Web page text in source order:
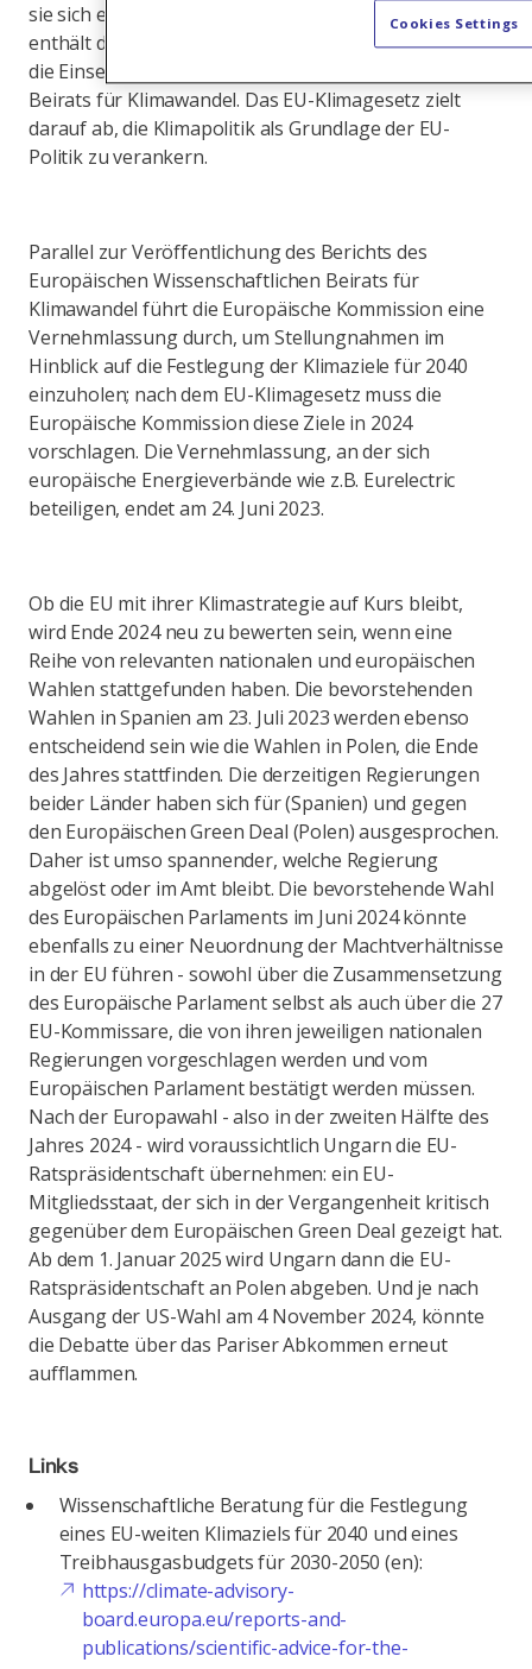
sie sich ein Klimaziel für 2040 setzen. Ausserdem
enthält das EU-Klimagesetz die Rechtsgrundlage für
die Einsetzung des Europäischen Wissenschaftlichen
Beirats für Klimawandel. Das EU-Klimagesetz zielt
darauf ab, die Klimapolitik als Grundlage der EU-
Politik zu verankern.
Parallel zur Veröffentlichung des Berichts des
Europäischen Wissenschaftlichen Beirats für
Klimawandel führt die Europäische Kommission eine
Vernehmlassung durch, um Stellungnahmen im
Hinblick auf die Festlegung der Klimaziele für 2040
einzuholen; nach dem EU-Klimagesetz muss die
Europäische Kommission diese Ziele in 2024
vorschlagen. Die Vernehmlassung, an der sich
europäische Energieverbände wie z.B. Eurelectric
beteiligen, endet am 24. Juni 2023.
Ob die EU mit ihrer Klimastrategie auf Kurs bleibt,
wird Ende 2024 neu zu bewerten sein, wenn eine
Reihe von relevanten nationalen und europäischen
Wahlen stattgefunden haben. Die bevorstehenden
Wahlen in Spanien am 23. Juli 2023 werden ebenso
entscheidend sein wie die Wahlen in Polen, die Ende
des Jahres stattfinden. Die derzeitigen Regierungen
beider Länder haben sich für (Spanien) und gegen
den Europäischen Green Deal (Polen) ausgesprochen.
Daher ist umso spannender, welche Regierung
abgelöst oder im Amt bleibt. Die bevorstehende Wahl
des Europäischen Parlaments im Juni 2024 könnte
ebenfalls zu einer Neuordnung der Machtverhältnisse
in der EU führen - sowohl über die Zusammensetzung
des Europäische Parlament selbst als auch über die 27
EU-Kommissare, die von ihren jeweiligen nationalen
Regierungen vorgeschlagen werden und vom
Europäischen Parlament bestätigt werden müssen.
Nach der Europawahl - also in der zweiten Hälfte des
Jahres 2024 - wird voraussichtlich Ungarn die EU-
Ratspräsidentschaft übernehmen: ein EU-
Mitgliedsstaat, der sich in der Vergangenheit kritisch
gegenüber dem Europäischen Green Deal gezeigt hat.
Ab dem 1. Januar 2025 wird Ungarn dann die EU-
Ratspräsidentschaft an Polen abgeben. Und je nach
Ausgang der US-Wahl am 4 November 2024, könnte
die Debatte über das Pariser Abkommen erneut
aufflammen.
Links
Wissenschaftliche Beratung für die Festlegung
eines EU-weiten Klimaziels für 2040 und eines
Treibhausgasbudgets für 2030-2050 (en):
https://climate-advisory-
board.europa.eu/reports-and-
publications/scientific-advice-for-the-
Cookies Settings